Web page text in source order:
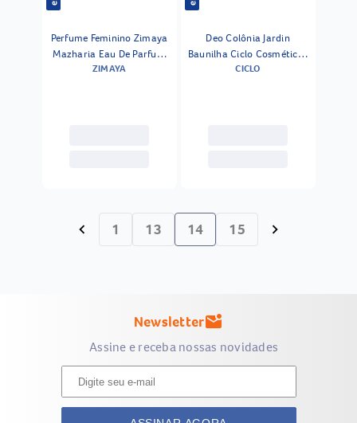
Perfume Feminino Zimaya
Mazharia Eau De Parfum
100ml
ZIMAYA
Deo Colônia Jardin
Baunilha Ciclo Cosméticos
100ml
CICLO
chevron_left 1 13 14 15 chevron_right
Newslettermark_email_unread
Assine e receba nossas novidades